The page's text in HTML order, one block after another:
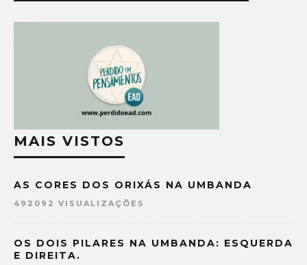
MAIS VISTOS
AS CORES DOS ORIXÁS NA UMBANDA
492092 VISUALIZAÇÕES
OS DOIS PILARES NA UMBANDA: ESQUERDA
E DIREITA.